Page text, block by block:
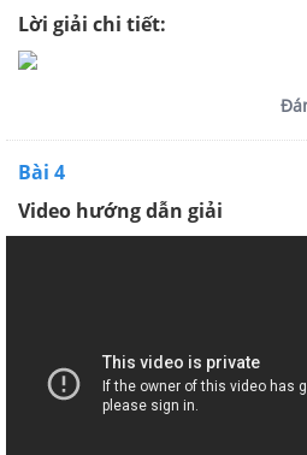
Lời giải chi tiết:
Bài 4
Video hướng dẫn giải